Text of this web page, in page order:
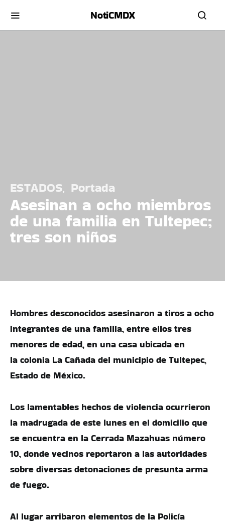
NotiCMDX
ESTADOS Portada
Asesinan a ocho miembros
de una familia en Tultepec;
tres son niños
Hombres desconocidos asesinaron a tiros a ocho
integrantes de una familia, entre ellos tres
menores de edad, en una casa ubicada en
la colonia La Cañada del municipio de Tultepec,
Estado de México.
Los lamentables hechos de violencia ocurrieron
la madrugada de este lunes en el domicilio que
se encuentra en la Cerrada Mazahuas número
10, donde vecinos reportaron a las autoridades
sobre diversas detonaciones de presunta arma
de fuego.
Al lugar arribaron elementos de la Policía